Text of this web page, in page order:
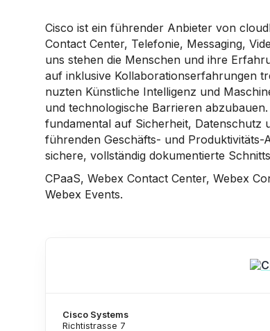
Cisco ist ein führender Anbieter von
Contact Center, Telefonie, Messaging,
uns stehen die Menschen und ihre
auf inklusive Kollaborationserfahrungen
nuzten Künstliche Intelligenz und
und technologische Barrieren
fundamental auf Sicherheit, Datenschutz
führenden Geschäfts- und
sichere, vollständig dokumentierte
CPaaS, Webex Contact Center, Webex
Webex Events.
Cisco Systems
Richtistrasse 7